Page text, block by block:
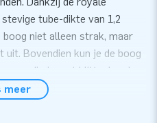
tube-dikte van 1,2
niet alleen strak, maar
Bovendien kun je de boog
die je met klittenband
personaliseert en inzet
meer